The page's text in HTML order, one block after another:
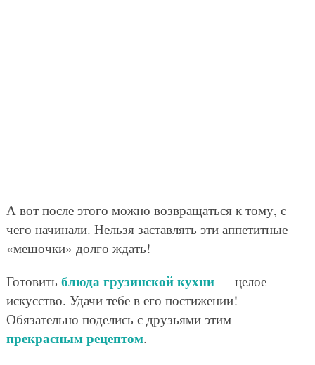
А вот после этого можно возвращаться к тому, с
чего начинали. Нельзя заставлять эти аппетитные
«мешочки» долго ждать!
Готовить блюда грузинской кухни— целое
искусство. Удачи тебе в его постижении!
Обязательно поделись с друзьями этим
прекрасным рецептом.